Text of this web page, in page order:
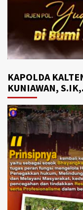
KAPOLDA
KUNIAWAN,